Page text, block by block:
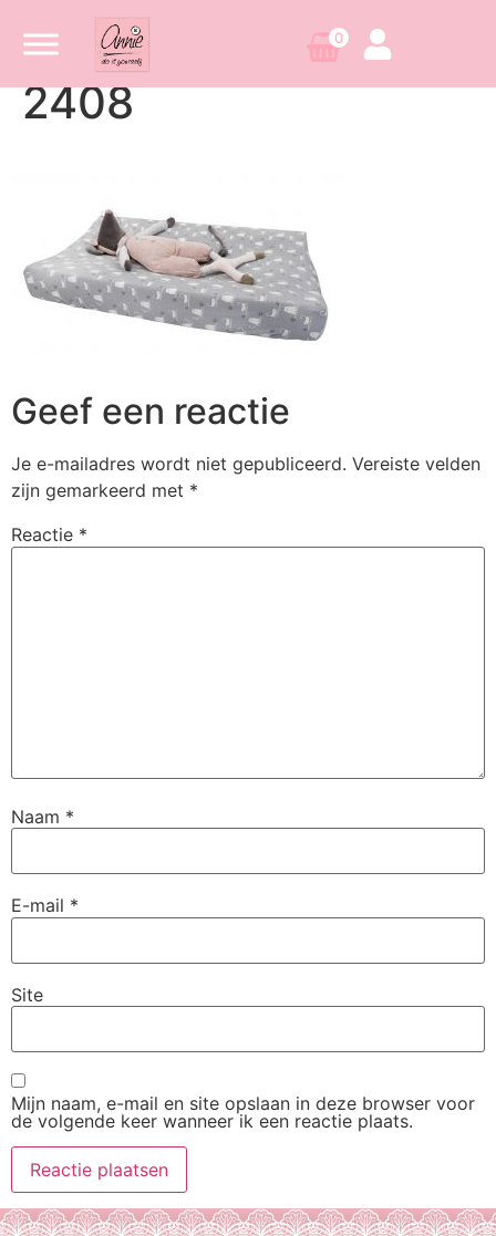
0
2408
Geef een reactie
Je e-mailadres wordt niet gepubliceerd. Vereiste velden
zijn gemarkeerd met *
Reactie *
Naam *
E-mail *
Site
Mijn naam, e-mail en site opslaan in deze browser voor
de volgende keer wanneer ik een reactie plaats.